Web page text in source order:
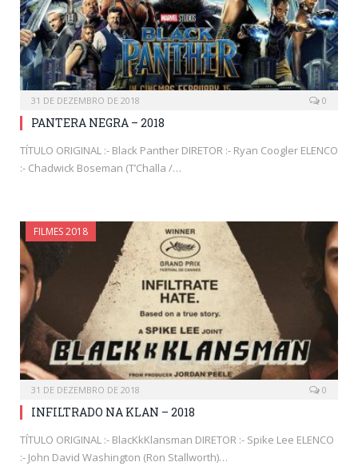
31 DE DEZEMBRO DE 2018 0
PANTERA NEGRA – 2018
TÍTULO ORIGINAL :- Black Panther DIRETOR :- Ryan Coogler ELENCO
:- Chadwick Boseman (T’Challa /…
FILMES 2018
31 DE DEZEMBRO DE 2018 0
INFILTRADO NA KLAN – 2018
TÍTULO ORIGINAL :- BlacKkKlansman DIRETOR :- Spike Lee ELENCO
:- John David Washington (Ron Stallworth)…